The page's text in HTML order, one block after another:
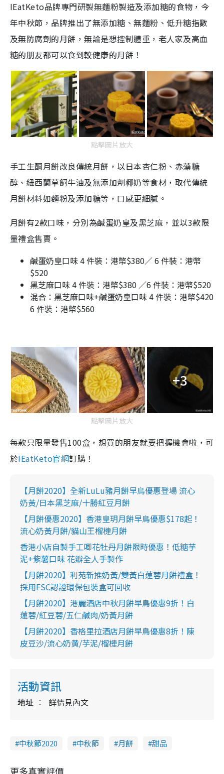
IEatKeto品牌專門研製無麵粉製造及添加糖的食物，今
年中秋節，品牌推出了無添加糖、無麵粉、低升糖指數
及無防腐劑的月餅，無論是想控制體重，老人家及高血
糖的朋友都可以食到較健康的月餅！
點擊圖片放大
手工生酮月餅改良傳統月餅，以日本杏仁粉、赤藻糖
醇、紐西蘭草飼牛油及無添加劑椰奶等食材，取代傳統
月餅材料如麵粉及添加糖等，口感更細膩。
月餅有2款口味，分別為鹹蛋奶皇及黑芝麻，並以3款限
量禮盒售賣。
鹹蛋奶皇口味 4 件裝：港幣$380／ 6 件裝：港幣
$520
黑芝麻口味 4 件裝：港幣$380 ／6 件裝：港幣$520
混合：黑芝麻口味+鹹蛋奶皇口味 4 件裝：港幣$420
6 件裝：港幣$560
+3
點擊圖片放大
每款只限量發售100盒，想買的朋友就要把握機會啦，可
於IEatKeto官網訂購！
【月餅2020】全新LuLu豬月餅早鳥優惠登場 流心
奶黃/日本黑芝麻/十勝紅豆月餅
【月餅優惠2020】香港皇玥月餅早鳥優惠$178起！
流心奶黃月餅/貓山王榴槤月餅
香港小店自製手工唧花牡丹月餅限時優惠！低糖芋
泥+紫薯口味 花瓣全人手製作
【月餅2020】利苑新推奶黃/雙黃白蓮蓉月餅禮盒！
採用FSC認證環保包裝盒可回收
【月餅2020】港麗酒店中秋月餅早鳥優惠9折！白
蓮蓉/紅豆蓉/五仁鹹肉/奶黃月餅
【月餅2020】香格里拉酒店月餅早鳥優惠8折！陳
皮豆沙/流心奶黄/芋泥/榴槤月餅
活動資訊
地址 詳情見內文
中秋節2020 中秋節 月餅 甜品
更多真實評價